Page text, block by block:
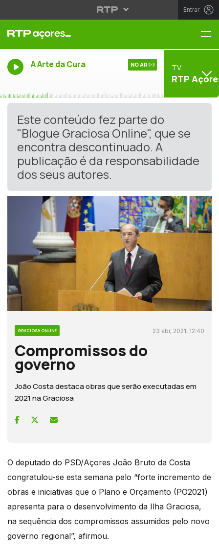
Entrar
A Arte da Cura NO AR TV
RTP
Este conteúdo fez parte do
"Blogue Graciosa Online", que se
encontra descontinuado. A
publicação é da responsabilidade
dos seus autores.
GRACIOSA ONLINE 23 abr, 2021, 12:40
Compromissos do
governo
João Costa destaca obras que serão executadas em
2021 na Graciosa
O deputado do PSD/Açores João Bruto da Costa
congratulou-se esta semana pelo “forte incremento de
obras e iniciativas que o Plano e Orçamento (PO2021)
apresenta para o desenvolvimento da Ilha Graciosa,
na sequência dos compromissos assumidos pelo novo
governo regional”, afirmou.